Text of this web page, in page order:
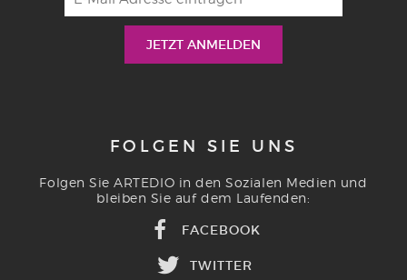
FOLGEN SIE UNS
Folgen Sie ARTEDIO in den Sozialen Medien und
bleiben Sie auf dem Laufenden:
FACEBOOK
TWITTER